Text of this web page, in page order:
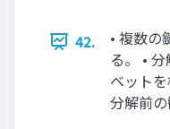
42.
• 複数
る。 •
ベット
分解前